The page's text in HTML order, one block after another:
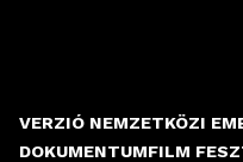
VERZIÓ NEMZETKÖZI
DOKUMENTUMFILM